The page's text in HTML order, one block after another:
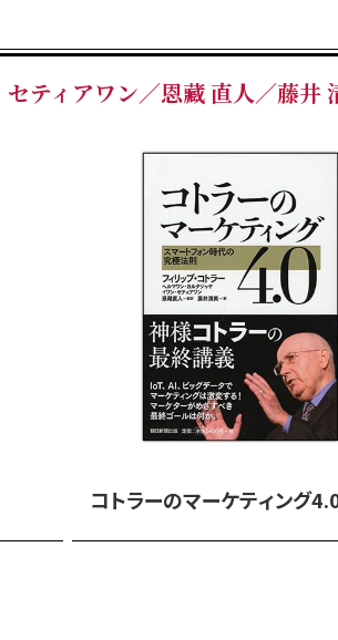
第4部 マーケティング・
第10章 コンテクス
第11章 拡張マーケ
第12章 アジャイル・
■著者紹介
フィリップ・コトラー
ノースウエスタン大学
同大学院S・C・ジョン
マーケティングの父」と
ティアワン／恩藏 直人／藤井
コトラーのマーケティング